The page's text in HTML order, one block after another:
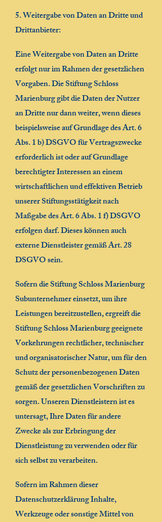
5. Weitergabe von Daten an Dritte und
Drittanbieter:
Eine Weitergabe von Daten an Dritte
erfolgt nur im Rahmen der gesetzlichen
Vorgaben. Die Stiftung Schloss
Marienburg gibt die Daten der Nutzer
an Dritte nur dann weiter, wenn dieses
beispielsweise auf Grundlage des Art. 6
Abs. 1 b) DSGVO für Vertragszwecke
erforderlich ist oder auf Grundlage
berechtigter Interessen an einem
wirtschaftlichen und effektiven Betrieb
unserer Stiftungsstätigkeit nach
Maßgabe des Art. 6 Abs. 1 f) DSGVO
erfolgen darf. Dieses können auch
externe Dienstleister gemäß Art. 28
DSGVO sein.
Sofern die Stiftung Schloss Marienburg
Subunternehmer einsetzt, um ihre
Leistungen bereitzustellen, ergreift die
Stiftung Schloss Marienburg geeignete
Vorkehrungen rechtlicher, technischer
und organisatorischer Natur, um für den
Schutz der personenbezogenen Daten
gemäß der gesetzlichen Vorschriften zu
sorgen. Unseren Dienstleistern ist es
untersagt, Ihre Daten für andere
Zwecke als zur Erbringung der
Dienstleistung zu verwenden oder für
sich selbst zu verarbeiten.
Sofern im Rahmen dieser
Datenschutzerklärung Inhalte,
Werkzeuge oder sonstige Mittel von